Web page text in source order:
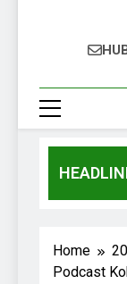
Home
Podcast